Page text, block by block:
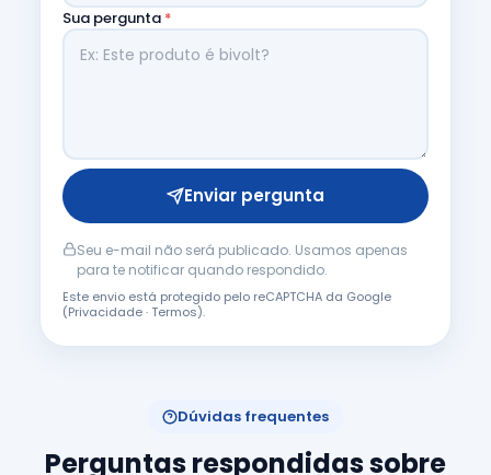
Sua pergunta *
Enviar pergunta
Seu e-mail não será publicado. Usamos apenas
para te notificar quando respondido.
Este envio está protegido pelo reCAPTCHA da Google
(Privacidade·Termos).
Dúvidas frequentes
Perguntas respondidas sobre